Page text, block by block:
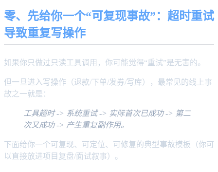
零、先给你一个“可复现事故”：超时重试
导致重复写操作
如果你只做过只读工具调用，你可能觉得“重试”是无害的。
但一旦进入写操作（退款/下单/发券/写库），最常见的线上事
故之一就是：
工具超时 -> 系统重试 -> 实际首次已成功 -> 第二
次又成功 -> 产生重复副作用。
下面给你一个可复现、可定位、可修复的典型事故模板（你可
以直接放进项目复盘/面试叙事）。